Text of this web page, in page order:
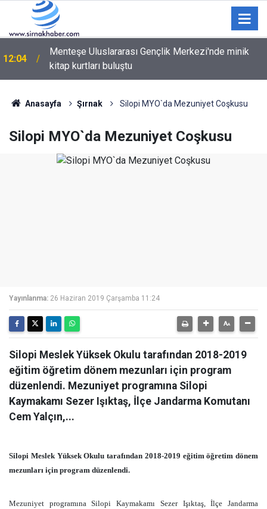
11:01
Şırnak’ta Büyük TEKNOFEST Finali: Selçuk Bayraktar
Geliyor
Anasayfa Şırnak Silopi MYO`da Mezuniyet Coşkusu
Silopi MYO`da Mezuniyet Coşkusu
Yayınlanma: 26 Haziran 2019 Çarşamba 11:24
Silopi Meslek Yüksek Okulu tarafından 2018-2019
eğitim öğretim dönem mezunları için program
düzenlendi. Mezuniyet programına Silopi
Kaymakamı Sezer Işıktaş, İlçe Jandarma Komutanı
Cem Yalçın,...
Silopi Meslek Yüksek Okulu tarafından 2018-2019 eğitim öğretim dönem
mezunları için program düzenlendi.
Mezuniyet programına Silopi Kaymakamı Sezer Işıktaş, İlçe Jandarma